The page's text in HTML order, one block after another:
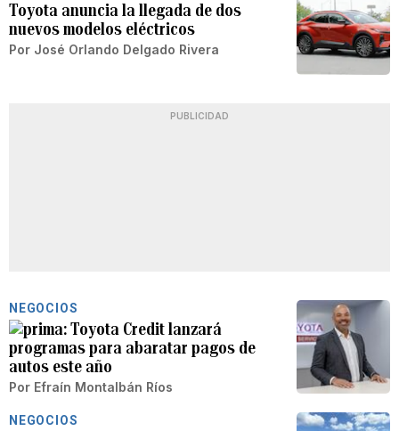
Toyota anuncia la llegada de dos
nuevos modelos eléctricos
Por José Orlando Delgado Rivera
PUBLICIDAD
NEGOCIOS
Toyota Credit lanzará
programas para abaratar pagos de
autos este año
Por Efraín Montalbán Ríos
NEGOCIOS